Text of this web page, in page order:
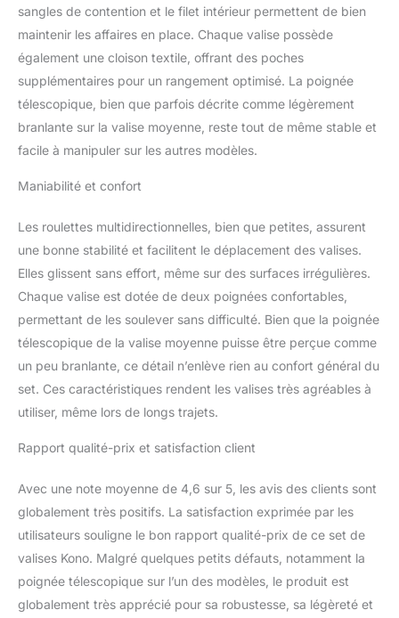
verrou TSA, offrant une
sécurité accrue pour vos
effets personnels. La
poignée télescopique est
réglable à 3 hauteurs
différentes, pour
répondre aux voyageurs
que les doubles roues
navigation dans les
aéroports très
fréquentés un jeu
d'enfant. Sac cabine
Ryanair avec design
polyvalent : le sac de
voyage est conçu pour
être polyvalent et
pratique. Il peut être
le dos ou solidement
attaché à une valise. Ses
plusieurs compagnies
aériennes, y compris
Ryanair, easyJet, British
Airways, Jet2,
Norwegian, Quatar, Wizz
Air et ainsi de suite, ce
qui en fait un bagage à
sangles de contention et le filet intérieur permettent de bien
maintenir les affaires en place. Chaque valise possède
également une cloison textile, offrant des poches
supplémentaires pour un rangement optimisé. La poignée
télescopique, bien que parfois décrite comme légèrement
branlante sur la valise moyenne, reste tout de même stable et
facile à manipuler sur les autres modèles.
Maniabilité et confort
Les roulettes multidirectionnelles, bien que petites, assurent
une bonne stabilité et facilitent le déplacement des valises.
Elles glissent sans effort, même sur des surfaces irrégulières.
Chaque valise est dotée de deux poignées confortables,
permettant de les soulever sans difficulté. Bien que la poignée
télescopique de la valise moyenne puisse être perçue comme
un peu branlante, ce détail n’enlève rien au confort général du
set. Ces caractéristiques rendent les valises très agréables à
utiliser, même lors de longs trajets.
Rapport qualité-prix et satisfaction client
Avec une note moyenne de 4,6 sur 5, les avis des clients sont
globalement très positifs. La satisfaction exprimée par les
utilisateurs souligne le bon rapport qualité-prix de ce set de
valises Kono. Malgré quelques petits défauts, notamment la
poignée télescopique sur l’un des modèles, le produit est
globalement très apprécié pour sa robustesse, sa légèreté et